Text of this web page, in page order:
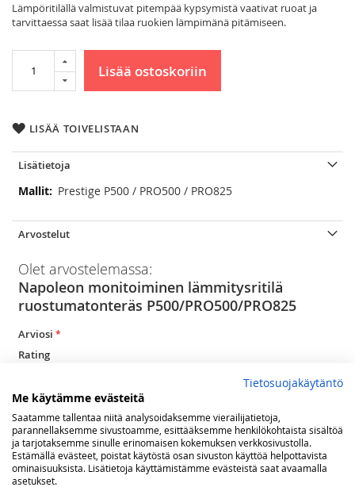
Lämpöritilällä valmistuvat pitempää kypsymistä vaativat ruoat ja
tarvittaessa saat lisää tilaa ruokien lämpimänä pitämiseen.
Lisää ostoskoriin
LISÄÄ TOIVELISTAAN
Lisätietoja
LisätietojaPrestige P500 / PRO500 / PRO825
Arvostelut
Olet arvostelemassa:
Napoleon monitoiminen lämmitysritilä
ruostumatonteräs P500/PRO500/PRO825
Arviosi
Rating
star
stars
stars
stars
stars
Nimimerkki
Yhteenveto
Tietosuojakäytäntö
Me käytämme evästeitä
Saatamme tallentaa niitä analysoidaksemme vierailijatietoja,
parannellaksemme sivustoamme, esittääksemme henkilökohtaista sisältöä
ja tarjotaksemme sinulle erinomaisen kokemuksen verkkosivustolla.
Estämällä evästeet, poistat käytöstä osan sivuston käyttöä helpottavista
ominaisuuksista. Lisätietoja käyttämistämme evästeistä saat avaamalla
asetukset.